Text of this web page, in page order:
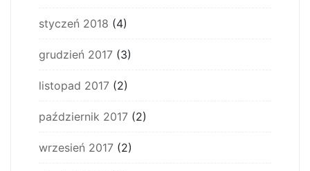
styczeń 2018 (4)
grudzień 2017 (3)
listopad 2017 (2)
październik 2017 (2)
wrzesień 2017 (2)